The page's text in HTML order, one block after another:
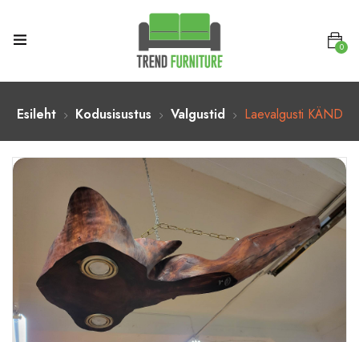
0
Esileht Kodusisustus Valgustid Laevalgusti KÄND